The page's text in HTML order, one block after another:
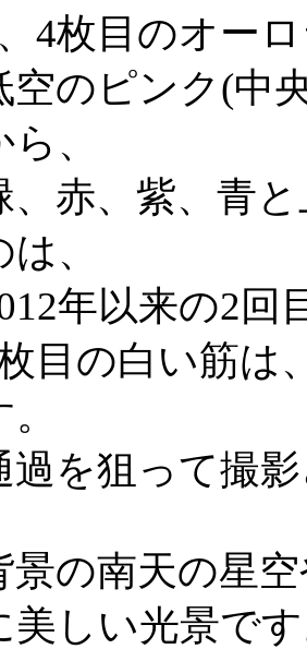
4枚目のオー
空のピンク(中
ら、
、赤、紫、青
は、
年以来の2回
目の白い筋は
過を狙って撮
景の南天の星
美しい光景で